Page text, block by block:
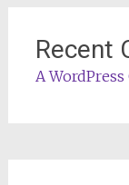
Recent
A